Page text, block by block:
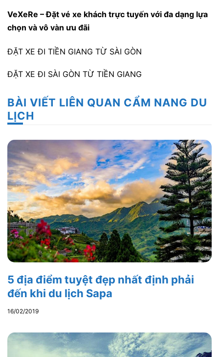
VeXeRe – Đặt vé xe khách trực tuyến với đa dạng lựa
chọn và vô vàn ưu đãi
ĐẶT XE ĐI TIỀN GIANG TỪ SÀI GÒN
ĐẶT XE ĐI SÀI GÒN TỪ TIỀN GIANG
BÀI VIẾT LIÊN QUAN CẨM NANG DU
LỊCH
5 địa điểm tuyệt đẹp nhất định phải
đến khi du lịch Sapa
16/02/2019